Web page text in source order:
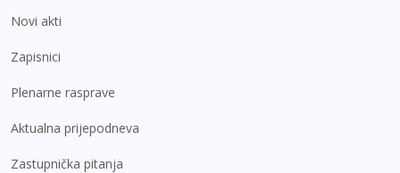
Novi akti
Zapisnici
Plenarne rasprave
Aktualna prijepodneva
Zastupnička pitanja